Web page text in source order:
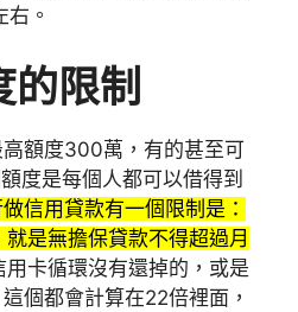
。
的限制
額度300萬，有的甚至可
度是每個人都可以借得到
信用貸款有一個限制是：
是無擔保貸款不得超過月
用卡循環沒有還掉的，或是
個都會計算在22倍裡面，